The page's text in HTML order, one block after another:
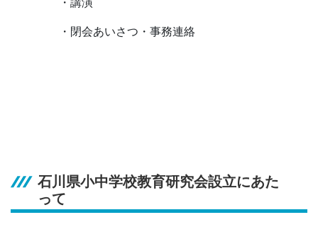
・講演
・閉会あいさつ・事務連絡
石川県小中学校教育研究会設立にあた
って